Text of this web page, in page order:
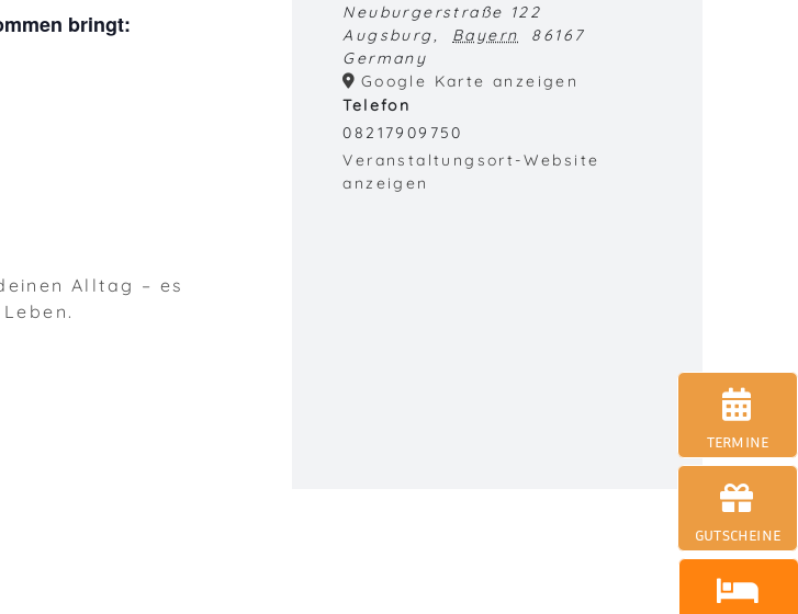
bringt:
Alltag – es
Neuburgerstraße 122
Augsburg, Bayern
86167
Germany
Google Karte anzeigen
Telefon
08217909750
Veranstaltungsort-Website
anzeigen
TERMINE
GUTSCHEINE